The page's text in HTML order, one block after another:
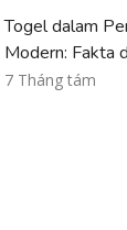
Togel dalam
Modern: Fakta
7 Tháng tám